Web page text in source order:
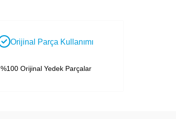
Orijinal Parça Kullanımı
%100 Orijinal Yedek Parçalar